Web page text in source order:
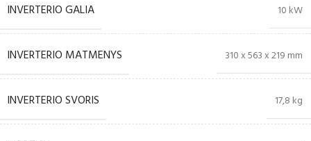
INVERTERIO GALIA 10 kW
INVERTERIO MATMENYS 310 x 563 x 219 mm
INVERTERIO SVORIS 17,8 kg